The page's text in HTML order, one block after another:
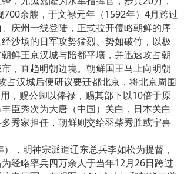
余艘，于文禄元年（1592年）4月跨过
庆州一线登陆，正式拉开侵略朝鲜的序
沙场的日军攻势猛烈、势如破竹，以极
鲜王京汉城与陪都平壤，并迅速攻占朝
，直趋明朝边境。朝鲜国王马上向明朝
占汉城后便研议要迁都北京，将北京周围
，赐公卿以俸禄，赐其部下以10倍于原
臣秀次为大唐（中国）关白，日本关白
秀家担任，朝鲜则交给羽柴秀胜或宇喜
，明神宗派遣辽东总兵李如松为提督，
经略率兵四万余人于当年12月26日跨过